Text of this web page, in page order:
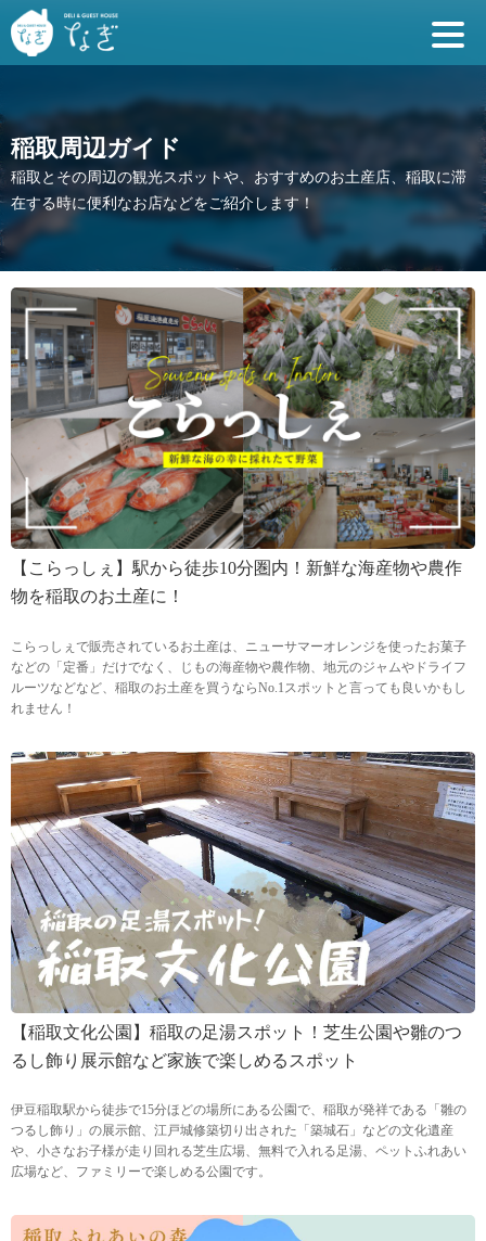
稲取周辺ガイド
稲取とその周辺の観光スポットや、おすすめのお土産店、稲取に滞
在する時に便利なお店などをご紹介します！
【こらっしぇ】駅から徒歩10分圏内！新鮮な海産物や農作
物を稲取のお土産に！
こらっしぇで販売されているお土産は、ニューサマーオレンジを使ったお菓子
などの「定番」だけでなく、じもの海産物や農作物、地元のジャムやドライフ
ルーツなどなど、稲取のお土産を買うならNo.1スポットと言っても良いかもし
れません！
【稲取文化公園】稲取の足湯スポット！芝生公園や雛のつ
るし飾り展示館など家族で楽しめるスポット
伊豆稲取駅から徒歩で15分ほどの場所にある公園で、稲取が発祥である「雛の
つるし飾り」の展示館、江戸城修築切り出された「築城石」などの文化遺産
や、小さなお子様が走り回れる芝生広場、無料で入れる足湯、ペットふれあい
広場など、ファミリーで楽しめる公園です。